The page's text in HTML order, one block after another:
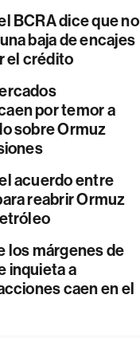
BCRA dice que no
baja de encajes
el crédito
por temor a
sobre Ormuz
acuerdo entre
reabrir Ormuz
los márgenes de
inquieta a
caen en el